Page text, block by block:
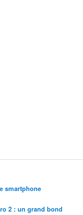
smartphone
2 : un grand bond